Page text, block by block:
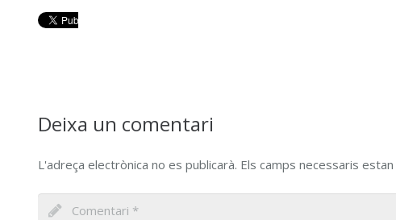
Deixa un comentari
L'adreça electrònica no es publicarà. Els camps necessaris